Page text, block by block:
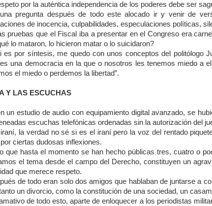
por la auténtica independencia de los poderes debe ser
pregunta después de todo este alocado ir y venir de
de inocencia, culpabilidades, especulaciones políticas,
pruebas que el Fiscal iba a presentar en el Congreso era
lo mataron, lo hicieron matar o lo suicidaron?
es por síntesis, me quedo con unos conceptos del politólogo
una democracia en la que o nosotros les tenemos miedo a
el miedo o perdemos la libertad”.
Y LAS ESCUCHAS
un estudio de audio con equipamiento digital avanzado, se
escuchas telefónicas ordenadas sin la autorización del
la verdad no sé si es el iraní pero la voz del rentado
ciertas dudosas inflexiones.
que hasta el momento se han hecho públicas tres, cuatro o
el tema desde el campo del Derecho, constituyen un
que merece respeto.
de todo eran solo dos amigos que hablaban de juntarse a
un divorcio, como la constitución de una sociedad, un
de todo esto, aparte de enloquecer a los periodistas